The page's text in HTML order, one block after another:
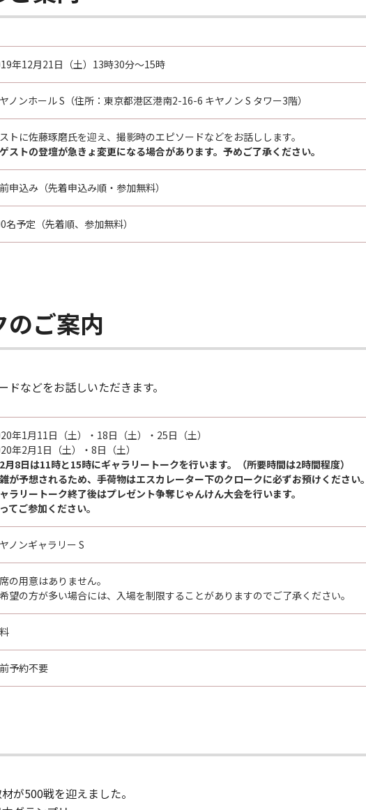
年12月21日（土）13時30分～15時
ノンホール S（住所：東京都港区港南2-16-6 キヤノン S タワー3階）
トに佐藤琢磨氏を迎え、撮影時のエピソードなどをお話しします。
ゲストの登壇が急きょ変更になる場合があります。予めご了承ください。
申込み（先着申込み順・参加無料）
名予定（先着順、参加無料）
のご案内
などをお話しいただきます。
年1月11日（土）・18日（土）・25日（土）
年2月1日（土）・8日（土）
2月8日は11時と15時にギャラリートークを行います。（所要時間は2時間程度）
が予想されるため、手荷物はエスカレーター下のクロークに必ずお預けください
ラリートーク終了後はプレゼント争奪じゃんけん大会を行います。
てご参加ください。
ノンギャラリー S
の用意はありません。
望の方が多い場合には、入場を制限することがありますのでご了承ください。
予約不要
が500戦を迎えました。